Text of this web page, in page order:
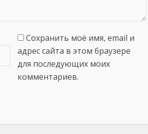
Сохранить моё имя, email и
адрес сайта в этом браузере
для последующих моих
комментариев.